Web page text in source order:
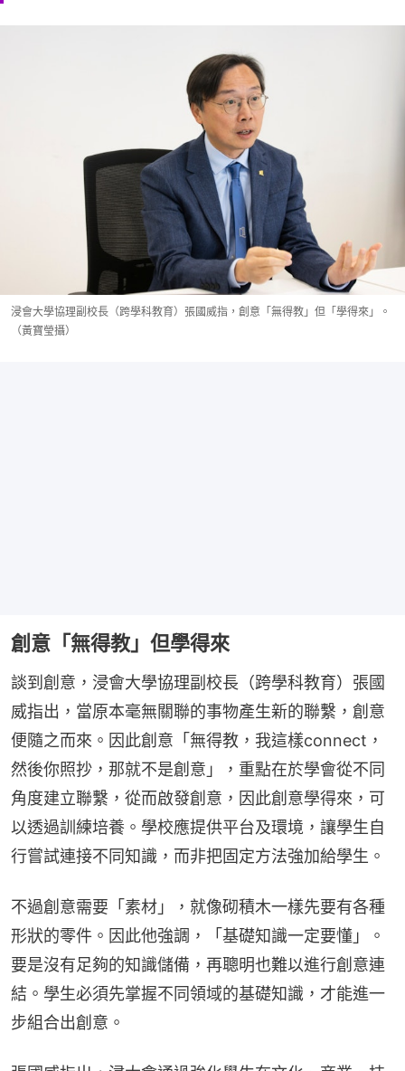
浸會大學協理副校長（跨學科教育）張國威指，創意「無得教」但「學得來」。
（黃寶瑩攝）
創意「無得教」但學得來
談到創意，浸會大學協理副校長（跨學科教育）張國
威指出，當原本毫無關聯的事物產生新的聯繫，創意
便隨之而來。因此創意「無得教，我這樣connect，
然後你照抄，那就不是創意」，重點在於學會從不同
角度建立聯繫，從而啟發創意，因此創意學得來，可
以透過訓練培養。學校應提供平台及環境，讓學生自
行嘗試連接不同知識，而非把固定方法強加給學生。
不過創意需要「素材」，就像砌積木一樣先要有各種
形狀的零件。因此他強調，「基礎知識一定要懂」。
要是沒有足夠的知識儲備，再聰明也難以進行創意連
結。學生必須先掌握不同領域的基礎知識，才能進一
步組合出創意。